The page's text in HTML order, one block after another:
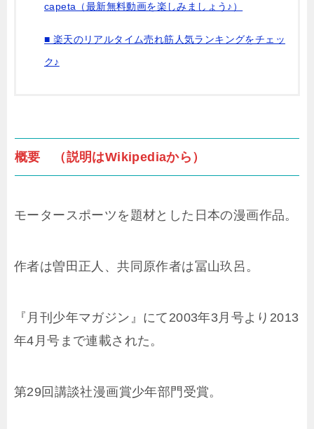
capeta（最新無料動画を楽しみましょう♪）
■ 楽天のリアルタイム売れ筋人気ランキングをチェッ
ク♪
概要 （説明はWikipediaから）
モータースポーツを題材とした日本の漫画作品。
作者は曽田正人、共同原作者は冨山玖呂。
『月刊少年マガジン』にて2003年3月号より2013
年4月号まで連載された。
第29回講談社漫画賞少年部門受賞。